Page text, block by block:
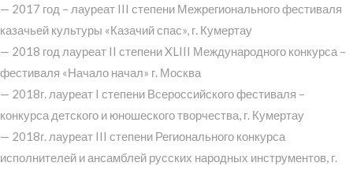
— 2017 год – лауреат III степени Межрегионального фестиваля
казачьей культуры «Казачий спас», г. Кумертау
— 2018 год лауреат II степени XLIII Международного конкурса –
фестиваля «Начало начал» г. Москва
— 2018г. лауреат I степени Всероссийского фестиваля –
конкурса детского и юношеского творчества, г. Кумертау
— 2018г. лауреат III степени Регионального конкурса
исполнителей и ансамблей русских народных инструментов, г.